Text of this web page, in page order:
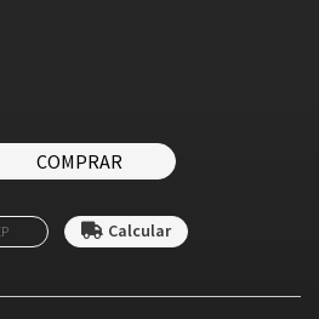
COMPRAR